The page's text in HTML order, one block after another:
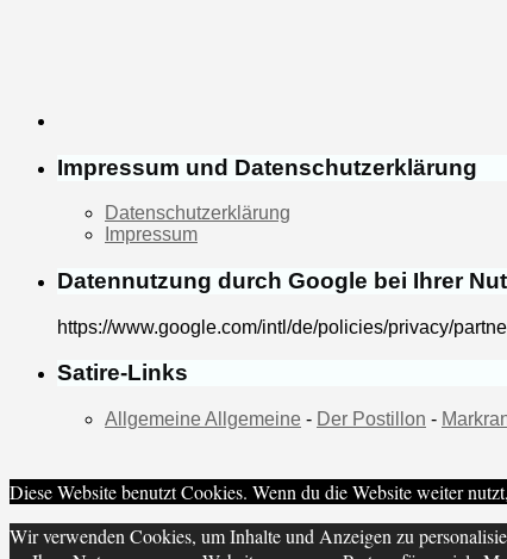
Impressum und Datenschutzerklärung
Datenschutzerklärung
Impressum
Datennutzung durch Google bei Ihrer
https://www.google.com/intl/de/policies/privacy/
Satire-Links
Allgemeine Allgemeine - Der Postillon -
Diese Website benutzt Cookies. Wenn du die Website weiter
Wir verwenden Cookies, um Inhalte und Anzeigen zu